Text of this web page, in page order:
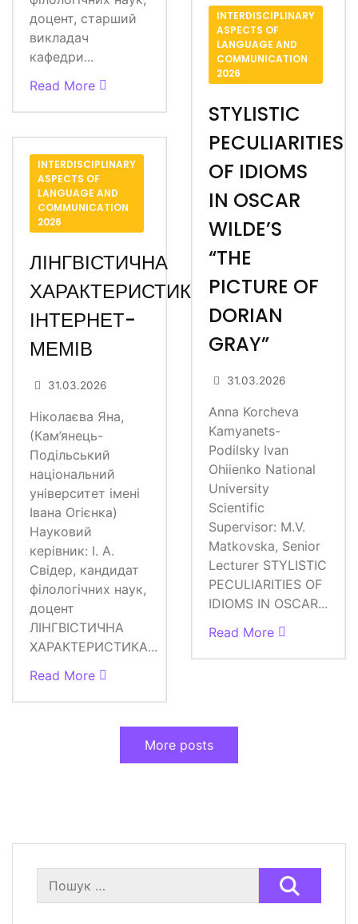
доцент, старший
викладач
кафедри...
Read More
INTERDISCIPLINARY
ASPECTS OF
LANGUAGE AND
COMMUNICATION
2026
ЛІНГВІСТИЧНА
ХАРАКТЕРИСТИКА
ІНТЕРНЕТ-
МЕМІВ
31.03.2026
Ніколаєва Яна,
(Кам’янець-
Подільський
національний
університет імені
Івана Огієнка)
Науковий
керівник: І. А.
Свідер, кандидат
філологічних наук,
доцент
ЛІНГВІСТИЧНА
ХАРАКТЕРИСТИКА...
Read More
INTERDISCIPLINARY
ASPECTS OF
LANGUAGE AND
COMMUNICATION
2026
STYLISTIC
PECULIARITIES
OF IDIOMS
IN OSCAR
WILDE’S
“THE
PICTURE OF
DORIAN
GRAY”
31.03.2026
Anna Korcheva
Kamyanets-
Podilsky Ivan
Ohiienko National
University
Scientific
Supervisor: M.V.
Matkovska, Senior
Lecturer STYLISTIC
PECULIARITIES OF
IDIOMS IN OSCAR...
Read More
More posts
Пошук: